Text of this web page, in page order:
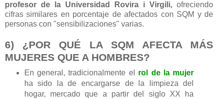
profesor de la Universidad Rovira i Virgili, ofreciendo
cifras similares en porcentaje de afectados con SQM y de
personas con "sensibilizaciones" varias.
6) ¿POR QUÉ LA SQM AFECTA MÁS
MUJERES QUE A HOMBRES?
En general, tradicionalmente el rol de la mujer
ha sido la de encargarse de la limpieza del
hogar, mercado que a partir del siglo XX ha